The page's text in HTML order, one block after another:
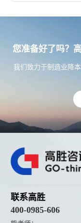
您准备好了吗？
我们致力于制造业降
联系高胜
400-0985-606